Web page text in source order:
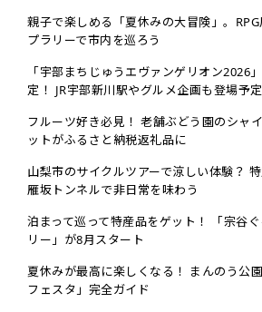
親子で楽しめる「夏休みの大冒険」。
プラリーで市内を巡ろう
「宇部まちじゅうエヴァンゲリオン2026
定！ JR宇部新川駅やグルメ企画も登場予定
フルーツ好き必見！ 老舗ぶどう園のシャ
ットがふるさと納税返礼品に
山梨市のサイクルツアーで涼しい体験？
雁坂トンネルで非日常を味わう
泊まって巡って特産品をゲット！ 「宗谷
リー」が8月スタート
夏休みが最高に楽しくなる！ まんのう公
フェスタ」完全ガイド